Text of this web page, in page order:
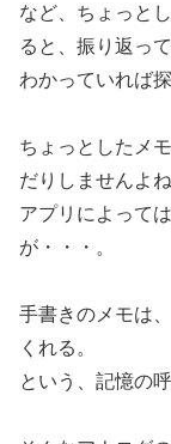
など、ちょっと
ると、振り返っ
わかっていれば
ちょっとしたメ
だりしませんよね
アプリによって
が・・・。
手書きのメモは
くれる。
という、記憶の